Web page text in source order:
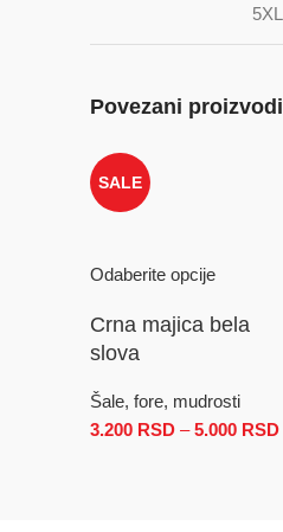
5XL
Povezani proizvodi
SALE
Odaberite opcije
Crna majica bela
slova
Šale, fore, mudrosti
3.200 RSD – 5.000 RSD